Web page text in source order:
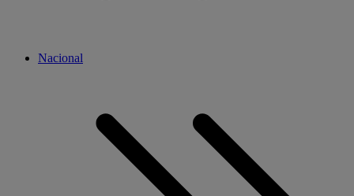
Nacional